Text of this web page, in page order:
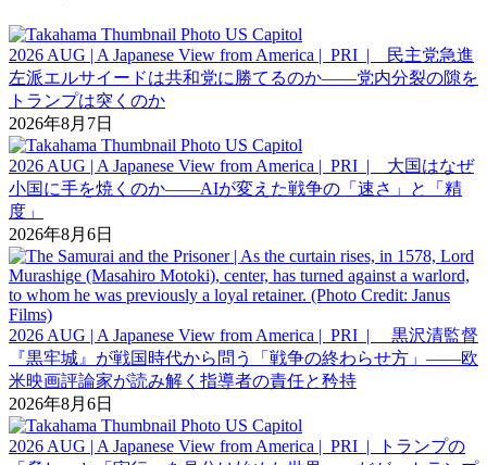
2026 AUG | A Japanese View from America | PRI | 民主党急進
左派エルサイードは共和党に勝てるのか――党内分裂の隙を
トランプは突くのか
2026年8月7日
2026 AUG | A Japanese View from America | PRI | 大国はなぜ
小国に手を焼くのか――AIが変えた戦争の「速さ」と「精
度」
2026年8月6日
2026 AUG | A Japanese View from America | PRI | 黒沢清監督
『黒牢城』が戦国時代から問う「戦争の終わらせ方」――欧
米映画評論家が読み解く指導者の責任と矜持
2026年8月6日
2026 AUG | A Japanese View from America | PRI | トランプの